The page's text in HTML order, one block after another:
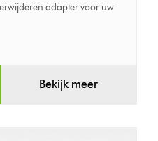
adapter voor uw
Bekijk meer